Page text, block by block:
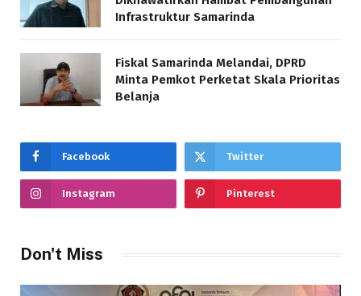
Infrastruktur Samarinda
Fiskal Samarinda Melandai, DPRD
Minta Pemkot Perketat Skala Prioritas
Belanja
Facebook Twitter
Instagram Pinterest
Don't Miss